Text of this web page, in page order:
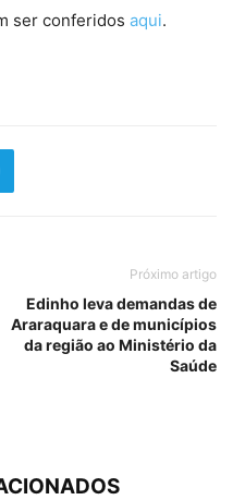
ser conferidos aqui.
Próximo artigo
Edinho leva demandas de
Araraquara e de municípios
da região ao Ministério da
Saúde